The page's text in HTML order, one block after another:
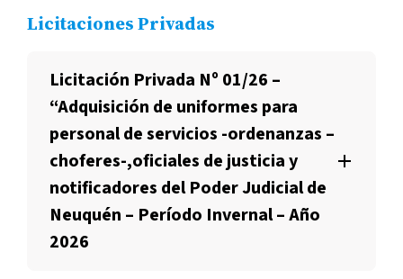
Licitaciones Privadas
Licitación Privada Nº 01/26 –
“Adquisición de uniformes para
personal de servicios -ordenanzas –
choferes-,oficiales de justicia y
notificadores del Poder Judicial de
Neuquén – Período Invernal – Año
2026